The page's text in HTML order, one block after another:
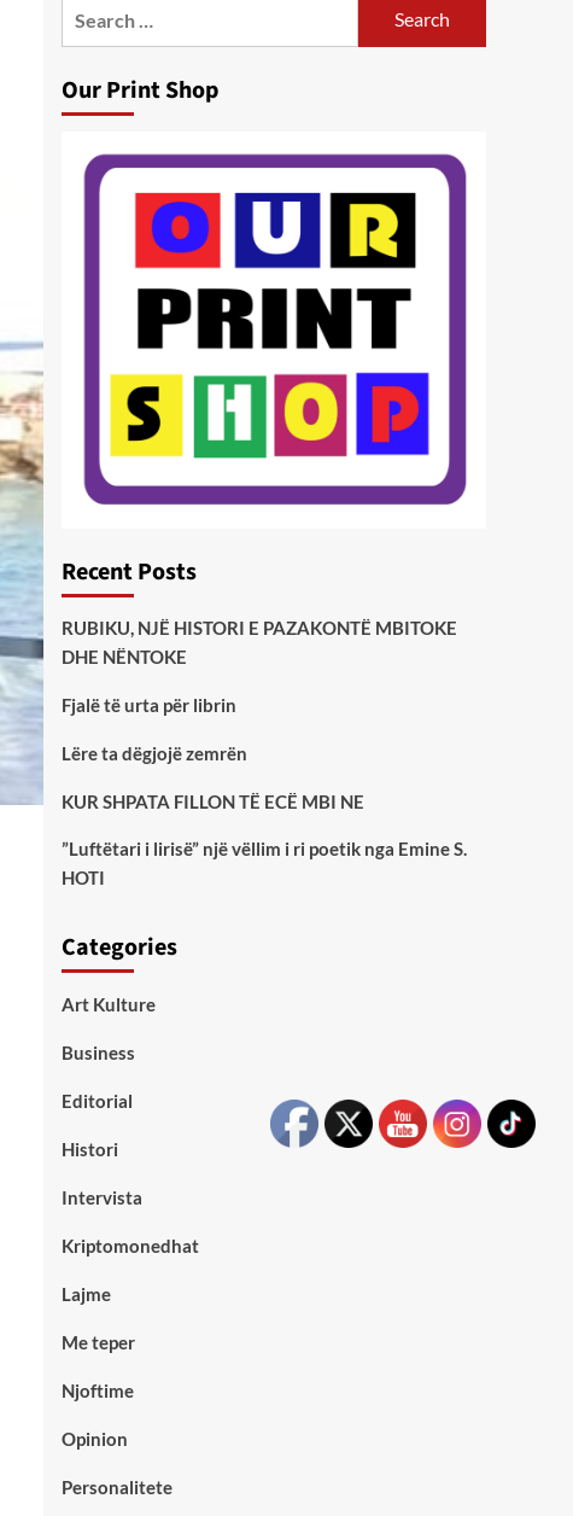
Our Print Shop
Recent Posts
RUBIKU, NJË HISTORI E PAZAKONTË MBITOKE
DHE NËNTOKE
Fjalë të urta për librin
Lëre ta dëgjojë zemrën
KUR SHPATA FILLON TË ECË MBI NE
”Luftëtari i lirisë” një vëllim i ri poetik nga Emine S.
HOTI
Categories
Art Kulture
Business
Editorial
Histori
Intervista
Kriptomonedhat
Lajme
Me teper
Njoftime
Opinion
Personalitete